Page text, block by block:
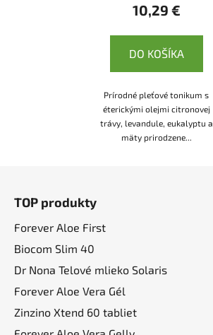
10,29 €
DO KOŠÍKA
Prírodné pleťové tonikum s
éterickými olejmi citronovej
trávy, levandule, eukalyptu a
mäty prirodzene...
TOP produkty
Forever Aloe First
Biocom Slim 40
Dr Nona Telové mlieko Solaris
Forever Aloe Vera Gél
Zinzino Xtend 60 tabliet